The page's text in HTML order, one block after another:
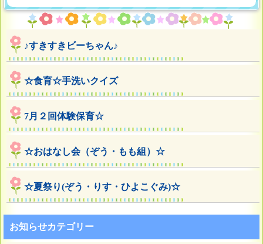
♪すきすきビーちゃん♪
☆食育☆手洗いクイズ
7月２回体験保育☆
☆おはなし会（ぞう・もも組）☆
☆夏祭り(ぞう・りす・ひよこぐみ)☆
お知らせカテゴリー